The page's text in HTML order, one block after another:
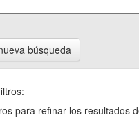
búsqueda
para refinar los resultados